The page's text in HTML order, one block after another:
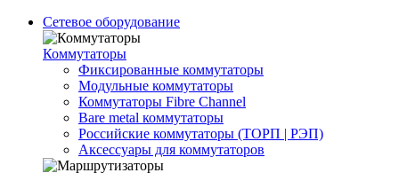
Сетевое оборудование
Коммутаторы
Фиксированные коммутаторы
Модульные коммутаторы
Коммутаторы Fibre Channel
Bare metal коммутаторы
Российские коммутаторы (ТОРП | РЭП)
Аксессуары для коммутаторов